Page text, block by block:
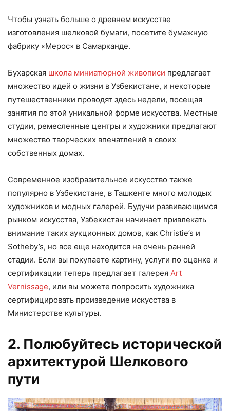
Чтобы узнать больше о древнем искусстве
изготовления шелковой бумаги, посетите бумажную
фабрику «Мерос» в Самарканде.
Бухарская школа миниатюрной живописи предлагает
множество идей о жизни в Узбекистане, и некоторые
путешественники проводят здесь недели, посещая
занятия по этой уникальной форме искусства. Местные
студии, ремесленные центры и художники предлагают
множество творческих впечатлений в своих
собственных домах.
Современное изобразительное искусство также
популярно в Узбекистане, в Ташкенте много молодых
художников и модных галерей. Будучи развивающимся
рынком искусства, Узбекистан начинает привлекать
внимание таких аукционных домов, как Christie’s и
Sotheby’s, но все еще находится на очень ранней
стадии. Если вы покупаете картину, услуги по оценке и
сертификации теперь предлагает галерея Art
Vernissage, или вы можете попросить художника
сертифицировать произведение искусства в
Министерстве культуры.
2. Полюбуйтесь исторической
архитектурой Шелкового
пути